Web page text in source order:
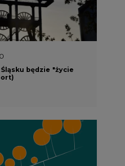
będzie "życie